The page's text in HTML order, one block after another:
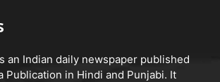
an Indian daily newspaper published
Publication in Hindi and Punjabi. It